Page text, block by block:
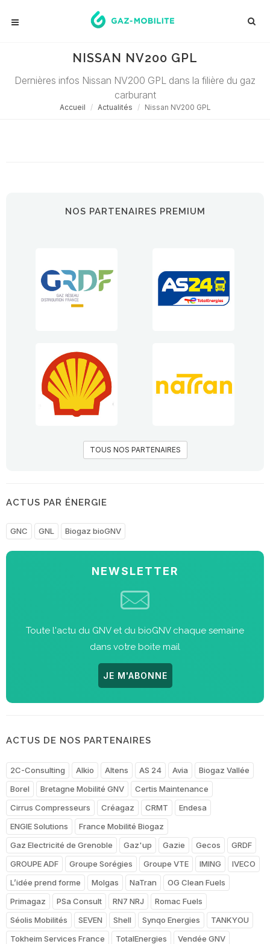
NISSAN NV200 GPL
Dernières infos Nissan NV200 GPL dans la filière du gaz
carburant
Accueil Actualités Nissan NV200 GPL
NOS PARTENAIRES PREMIUM
TOUS NOS PARTENAIRES
ACTUS PAR ÉNERGIE
GNC GNL Biogaz bioGNV
NEWSLETTER
Toute l'actu du GNV et du bioGNV chaque semaine
dans votre boite mail
JE M'ABONNE
ACTUS DE NOS PARTENAIRES
2C-Consulting Alkio Altens AS 24 Avia
Biogaz Vallée
Borel
Bretagne Mobilité GNV
Certis Maintenance
Cirrus Compresseurs
Créagaz CRMT
Endesa
ENGIE Solutions
France Mobilité Biogaz
Gaz Electricité de Grenoble
Gaz'up Gazie Gecos
GRDF
GROUPE ADF
Groupe Sorégies Groupe VTE IMING
IVECO
L’idée prend forme
Molgas NaTran
OG Clean Fuels
Primagaz
PSa Consult RN7 NRJ
Romac Fuels
Séolis Mobilités
SEVEN Shell Synqo Energies
TANKYOU
Tokheim Services France
TotalEnergies Vendée GNV